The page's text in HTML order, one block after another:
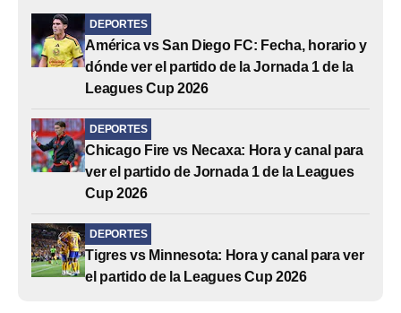
DEPORTES
América vs San Diego FC: Fecha, horario y
dónde ver el partido de la Jornada 1 de la
Leagues Cup 2026
DEPORTES
Chicago Fire vs Necaxa: Hora y canal para
ver el partido de Jornada 1 de la Leagues
Cup 2026
DEPORTES
Tigres vs Minnesota: Hora y canal para ver
el partido de la Leagues Cup 2026